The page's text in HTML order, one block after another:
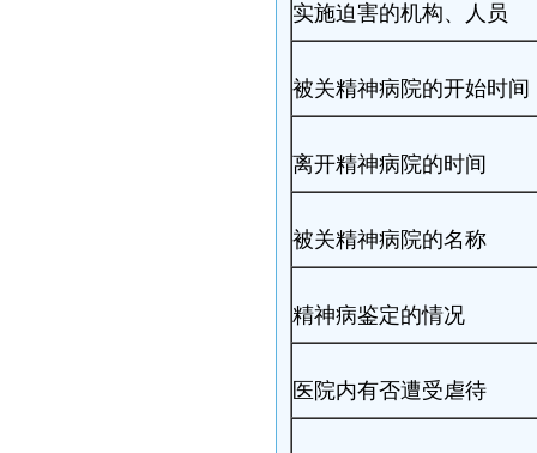
实施迫害的机构、人员
被关精神病院的开始时间
离开精神病院的时间
被关精神病院的名称
精神病鉴定的情况
医院内有否遭受虐待